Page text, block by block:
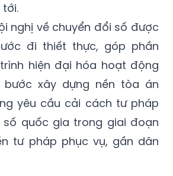
nghị về chuyển đổi số được
đi thiết thực, góp phần
hiện đại hóa hoạt động
xây dựng nền tòa án
yêu cầu cải cách tư pháp
quốc gia trong giai đoạn
tư pháp phục vụ, gần dân